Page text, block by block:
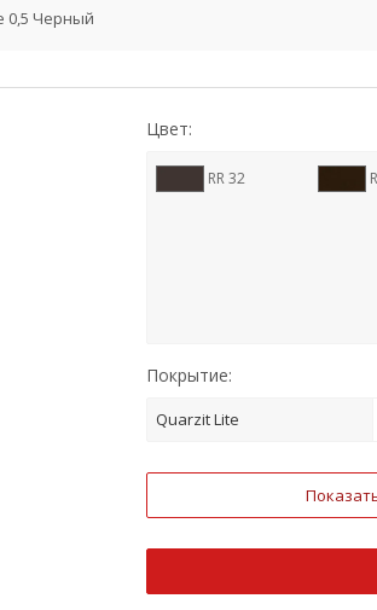
0,5 Черный
Цвет:
RR 32
Покрытие:
Quarzit Lite